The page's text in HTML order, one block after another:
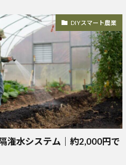
DIYスマート農業
潅水システム｜約2,000円で